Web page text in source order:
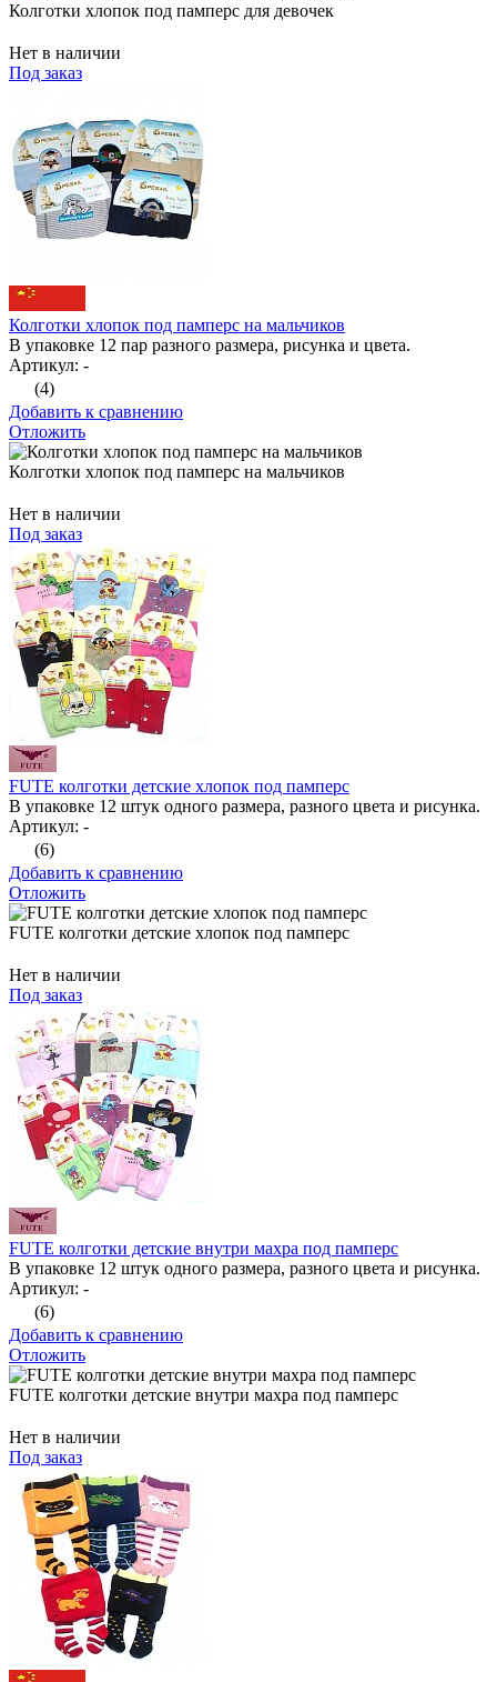
Колготки хлопок под памперс для девочек
Нет в наличии
Под заказ
Колготки хлопок под памперс на мальчиков
В упаковке 12 пар разного размера, рисунка и цвета.
Артикул: -
(4)
Добавить к сравнению
Отложить
Колготки хлопок под памперс на мальчиков
Нет в наличии
Под заказ
FUTE колготки детские хлопок под памперс
В упаковке 12 штук одного размера, разного цвета и рисунка.
Артикул: -
(6)
Добавить к сравнению
Отложить
FUTE колготки детские хлопок под памперс
Нет в наличии
Под заказ
FUTE колготки детские внутри махра под памперс
В упаковке 12 штук одного размера, разного цвета и рисунка.
Артикул: -
(6)
Добавить к сравнению
Отложить
FUTE колготки детские внутри махра под памперс
Нет в наличии
Под заказ